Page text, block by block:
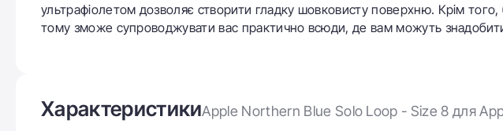
ультрафіолетом дозволяє створити гладку шовковисту поверхню. Крім того,
тому зможе супроводжувати вас практично всюди, де вам можуть
ХарактеристикиApple Northern Blue Solo Loop - Size 8 для